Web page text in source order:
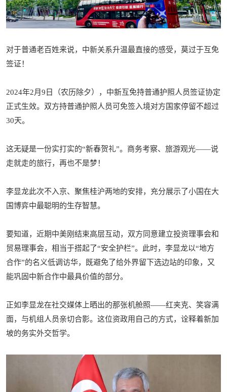
对于普通老百姓来说，中新关系升温最直接的感受，莫过于互免
签证！
2024年2月9日（农历除夕），中新互免持普通护照人员签证协定
正式生效。双方持普通护照人员可免签入境对方国家停留不超过
30天。
这无疑是一份实打实的“新春贺礼”。商务考察、旅游观光——说
走就走的旅行，再也不是梦！
李显龙此次不入京、聚焦桂沪两地的安排，充分展示了小国在大
国博弈中最聪明的生存智慧。
要知道，近期中美刚结束高层互动，双方同意建立投资理事会和
贸易理事会，相当于搭起了“安全护栏”。此时，李显龙以“地方
合作”的名义低调访华，既避免了给外界留下选边站的印象，又
能巩固中新合作中最具价值的部分。
正如李显龙在社交媒体上晒出的那张机舱照——红夹克、笑容满
面，与机组人员亲切合影。这位资政用自己的方式，诠释着新加
坡的务实外交哲学。